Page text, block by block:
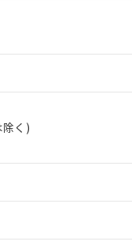
く)
去に遡って非含有を
では、対応完了まで
た。
から、特段のことが